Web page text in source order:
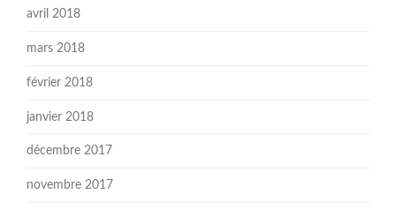
avril 2018
mars 2018
février 2018
janvier 2018
décembre 2017
novembre 2017